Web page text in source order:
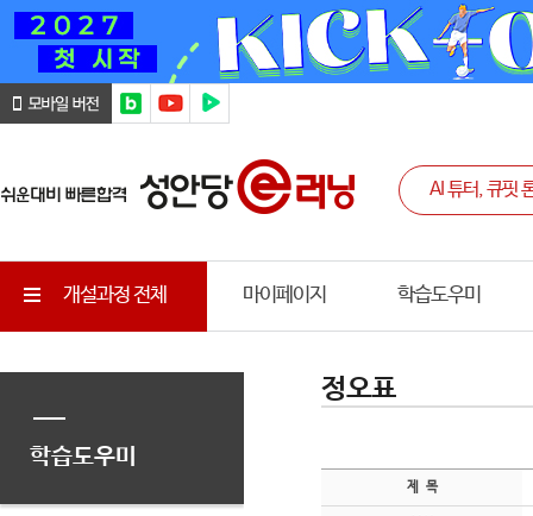
개설과정 전체 마이페이지 학습도우미
학습도우미
정오표
제 목